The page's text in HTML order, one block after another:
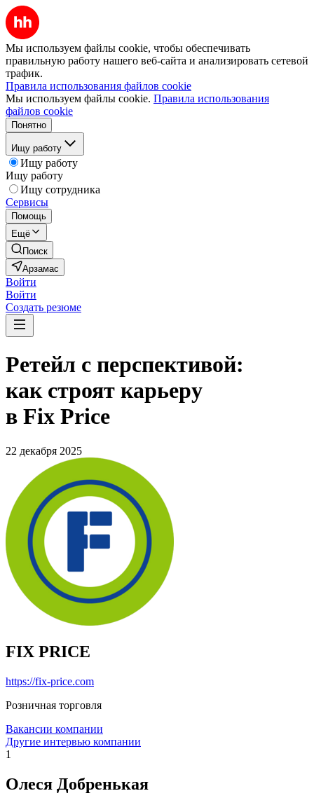
Мы используем файлы cookie, чтобы обеспечивать
правильную работу нашего веб-сайта и анализировать сетевой
трафик.
Правила использования файлов cookie
Мы используем файлы cookie. Правила использования
файлов cookie
Понятно
Ищу работу
Ищу работу
Ищу работу
Ищу сотрудника
Сервисы
Помощь
Ещё
Поиск
Арзамас
Войти
Войти
Создать резюме
Ретейл с перспективой:
как строят карьеру
в Fix Price
22 декабря 2025
FIX PRICE
https://fix-price.com
Розничная торговля
Вакансии компании
Другие интервью компании
1
Олеся Добренькая